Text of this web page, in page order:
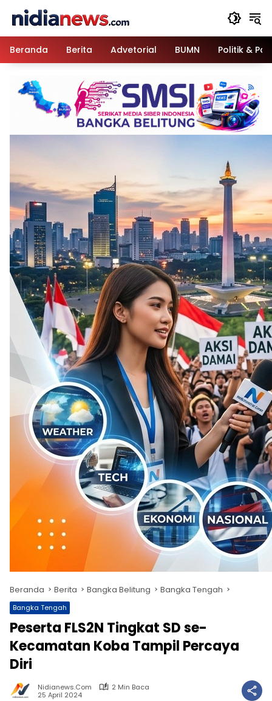
Beranda
Berita Advetorial BUMN Politik &
Beranda Berita Bangka Belitung Bangka Tengah
Bangka Tengah
Peserta FLS2N Tingkat SD se-
Kecamatan Koba Tampil Percaya
Diri
Nidianews.com
2 Min Baca
25 April 2024